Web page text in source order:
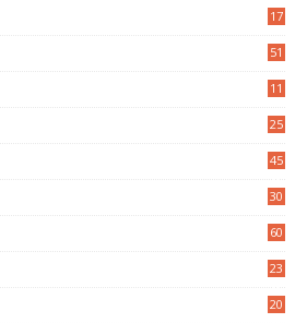
17
51
11
25
45
30
60
23
20